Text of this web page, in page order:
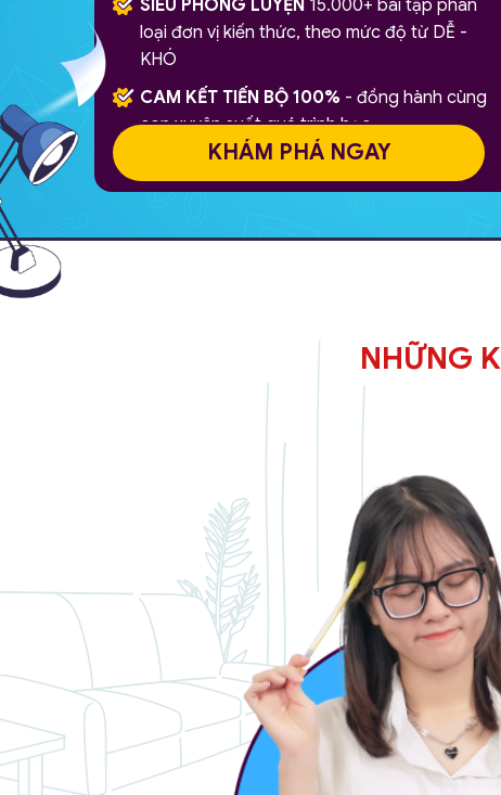
SIÊU PHÒNG LUYỆN 15.000+ bài tập phân
loại đơn vị kiến thức, theo mức độ từ DỄ -
KHÓ
CAM KẾT TIẾN BỘ 100% - đồng hành cùng
con xuyên suốt quá trình học
KHÁM PHÁ NGAY
NHỮNG